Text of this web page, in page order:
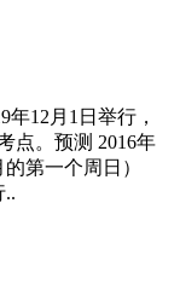
12月1日举行，
点。预测 2016年
第一个周日）
..